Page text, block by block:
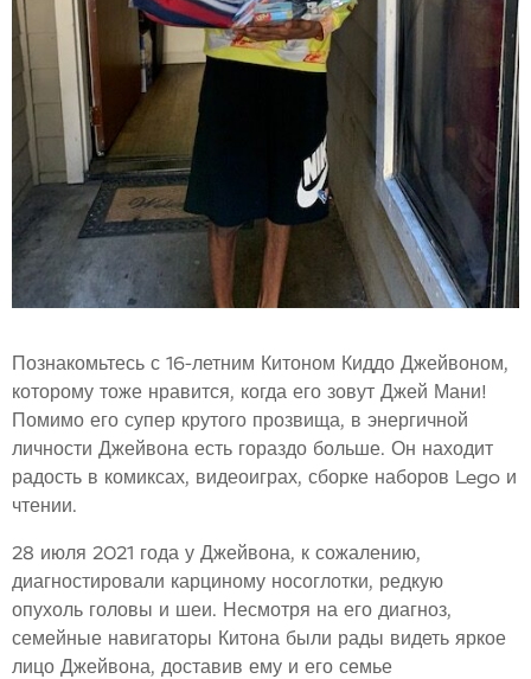
Познакомьтесь с 16-летним Китоном Киддо Джейвоном,
которому тоже нравится, когда его зовут Джей Мани!
Помимо его супер крутого прозвища, в энергичной
личности Джейвона есть гораздо больше. Он находит
радость в комиксах, видеоиграх, сборке наборов Lego и
чтении.
28 июля 2021 года у Джейвона, к сожалению,
диагностировали карциному носоглотки, редкую
опухоль головы и шеи. Несмотря на его диагноз,
семейные навигаторы Китона были рады видеть яркое
лицо Джейвона, доставив ему и его семье